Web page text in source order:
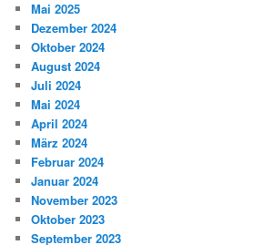
Mai 2025
Dezember 2024
Oktober 2024
August 2024
Juli 2024
Mai 2024
April 2024
März 2024
Februar 2024
Januar 2024
November 2023
Oktober 2023
September 2023